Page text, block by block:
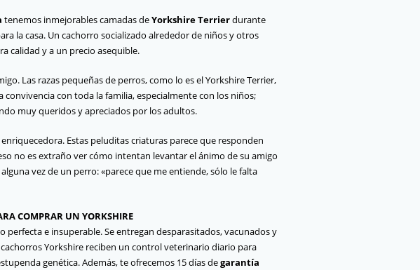
tenemos inmejorables camadas deYorkshire Terrierdurante
la casa. Un cachorro socializado alrededor de niños y otros
calidad y a un precio asequible.
Las razas pequeñas de perros, como lo es el Yorkshire Terrier,
convivencia con toda la familia, especialmente con los niños;
muy queridos y apreciados por los adultos.
Estas peluditas criaturas parece que responden
no es extraño ver cómo intentan levantar el ánimo de su amigo
vez de un perro: «parece que me entiende, sólo le falta
COMPRAR UN YORKSHIRE
e insuperable. Se entregan desparasitados, vacunados y
Yorkshire reciben un control veterinario diario para
genética. Además, te ofrecemos 15 días degarantía